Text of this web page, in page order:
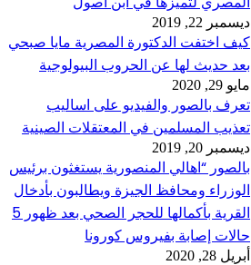
ديسمبر 22, 2019
كيف اختفت الدكتورة المصرية مايا صبحي
بعد حديث لها عن الحروب البيولوجية
مايو 29, 2020
تعرف بالصور والفيديو على اساليب
تعذيب المسلمين في المعتقلات الصينية
ديسمبر 20, 2019
بالصور “اهالي المنصورية يستغثون برئيس
الوزراء ومحافظ الجيزة ويطالبون بأدخال
القرية بأكمالها للحجر الصحي بعد ظهور 5
حالات إصابة بفيروس كورونا
أبريل 28, 2020